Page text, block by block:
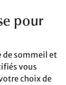
pour
de sommeil et
vous
choix de